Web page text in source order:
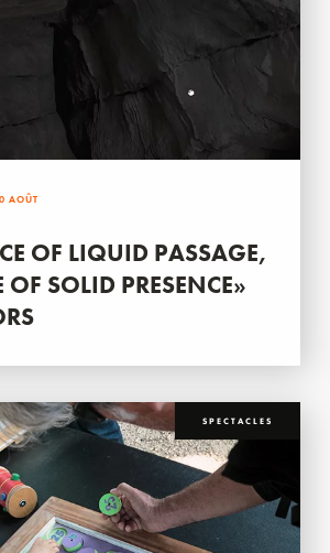
AOÛT
OF LIQUID PASSAGE,
OF SOLID PRESENCE»
SPECTACLES